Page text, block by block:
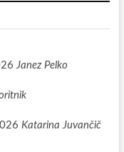
Janez Pelko
Katarina Juvančič